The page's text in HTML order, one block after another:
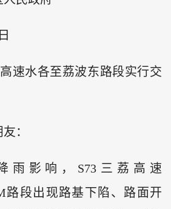
速水各至荔波东路段实行交
：
雨影响，S73三荔高速
路段出现路基下陷、路面开